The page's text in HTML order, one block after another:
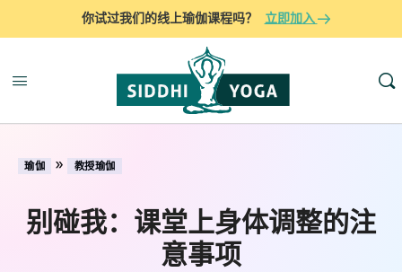
你试过我们的线上瑜伽课程吗？ 立即加入
瑜伽 » 教授瑜伽
别碰我：课堂上身体调整的注
意事项